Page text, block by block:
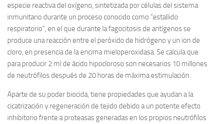
especie reactiva del oxígeno, sintetizada por células del sistema
inmunitario durante un proceso conocido como “estallido
respiratorio”, en el que durante la fagocitosis de antígenos se
produce una reacción entre el peróxido de hidrógeno y un ion de
cloro, en presencia de la encima mieloperoxidasa. Se calcula que
para producir 2 ml de ácido hipocloroso son necesarios 10 millones
de neutrófilos después de 20 horas de máxima estimulación.
Aparte de su poder biocida, tiene propiedades que ayudan a la
cicatrización y regeneración de tejido debido a un potente efecto
inhibitorio frente a proteasas generadas en los propios neutrófilos